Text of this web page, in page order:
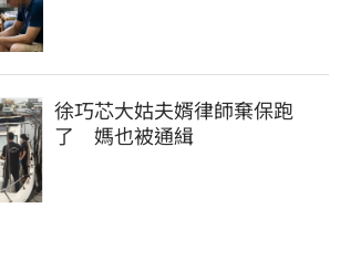
徐巧芯大姑夫婿律師棄保跑
了　媽也被通緝